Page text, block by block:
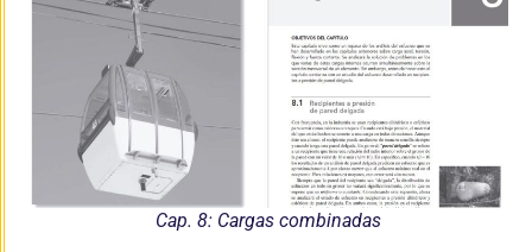
Cap. 8: Cargas combinadas